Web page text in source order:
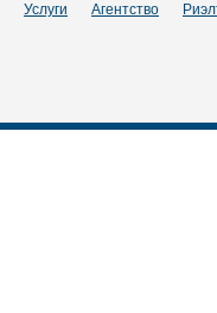
Услуги Агентство